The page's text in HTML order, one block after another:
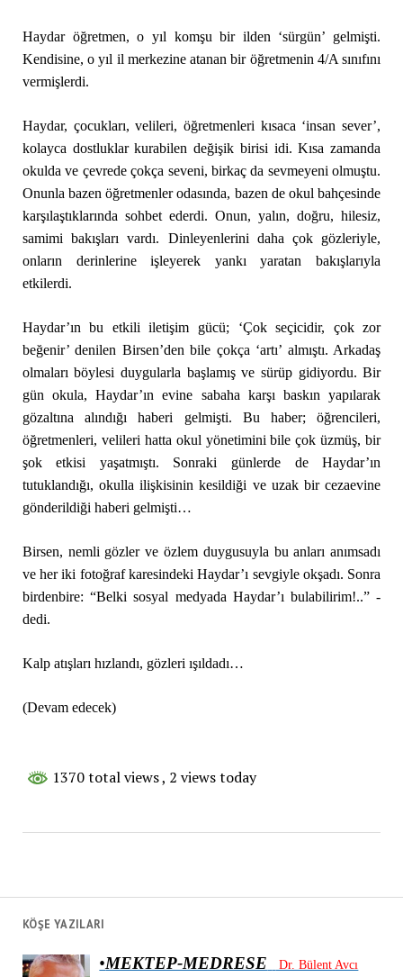
Haydar öğretmen, o yıl komşu bir ilden ‘sürgün’ gelmişti.
Kendisine, o yıl il merkezine atanan bir öğretmenin 4/A sınıfını
vermişlerdi.
Haydar, çocukları, velileri, öğretmenleri kısaca ‘insan sever’,
kolayca dostluklar kurabilen değişik birisi idi. Kısa zamanda
okulda ve çevrede çokça seveni, birkaç da sevmeyeni olmuştu.
Onunla bazen öğretmenler odasında, bazen de okul bahçesinde
karşılaştıklarında sohbet ederdi. Onun, yalın, doğru, hilesiz,
samimi bakışları vardı. Dinleyenlerini daha çok gözleriyle,
onların derinlerine işleyerek yankı yaratan bakışlarıyla
etkilerdi.
Haydar’ın bu etkili iletişim gücü; ‘Çok seçicidir, çok zor
beğenir’ denilen Birsen’den bile çokça ‘artı’ almıştı. Arkadaş
olmaları böylesi duygularla başlamış ve sürüp gidiyordu. Bir
gün okula, Haydar’ın evine sabaha karşı baskın yapılarak
gözaltına alındığı haberi gelmişti. Bu haber; öğrencileri,
öğretmenleri, velileri hatta okul yönetimini bile çok üzmüş, bir
şok etkisi yaşatmıştı. Sonraki günlerde de Haydar’ın
tutuklandığı, okulla ilişkisinin kesildiği ve uzak bir cezaevine
gönderildiği haberi gelmişti…
Birsen, nemli gözler ve özlem duygusuyla bu anları anımsadı
ve her iki fotoğraf karesindeki Haydar’ı sevgiyle okşadı. Sonra
birdenbire: “Belki sosyal medyada Haydar’ı bulabilirim!..” -
dedi.
Kalp atışları hızlandı, gözleri ışıldadı…
(Devam edecek)
1370 total views, 2 views today
KÖŞE YAZILARI
•MEKTEP-MEDRESE
Dr. Bülent Avcı